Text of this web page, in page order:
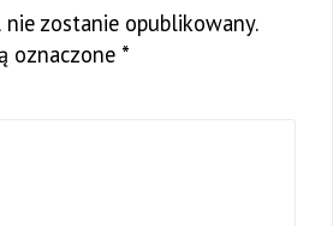
zostanie opublikowany.
oznaczone *